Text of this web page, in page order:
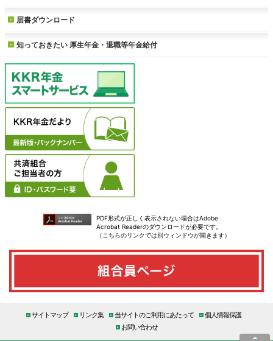
届書ダウンロード
知っておきたい 厚生年金・退職等年金給付
PDF形式が正しく表示されない場合はAdobe
Acrobat Readerのダウンロードが必要です。
（こちらのリンクでは別ウィンドウが開きます）
サイトマップ リンク集 当サイトのご利用にあたって
個人情報保護
お問い合わせ